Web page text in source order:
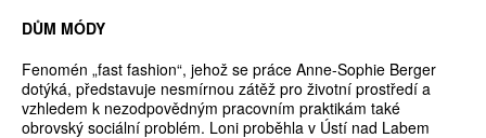
DŮM MÓDY
Fenomén „fast fashion“, jehož se práce Anne-Sophie Berger
dotýká, představuje nesmírnou zátěž pro životní prostředí a
vzhledem k nezodpovědným pracovním praktikám také
obrovský sociální problém. Loni proběhla v Ústí nad Labem